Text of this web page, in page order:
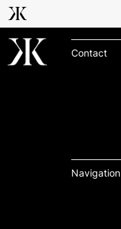
Contact
Navigation